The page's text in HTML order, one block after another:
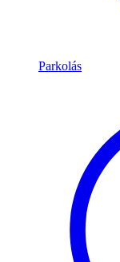
Parkolás